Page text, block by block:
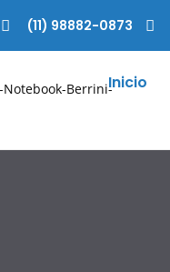
(11) 98882-0873
Inicio